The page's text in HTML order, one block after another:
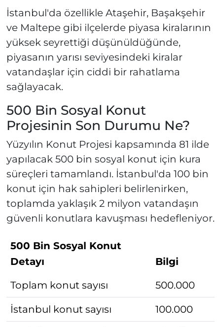
İstanbul'da özellikle Ataşehir, Başakşehir
ve Maltepe gibi ilçelerde piyasa kiralarının
yüksek seyrettiği düşünüldüğünde,
piyasanın yarısı seviyesindeki kiralar
vatandaşlar için ciddi bir rahatlama
sağlayacak.
500 Bin Sosyal Konut
Projesinin Son Durumu Ne?
Yüzyılın Konut Projesi kapsamında 81 ilde
yapılacak 500 bin sosyal konut için kura
süreçleri tamamlandı. İstanbul'da 100 bin
konut için hak sahipleri belirlenirken,
toplamda yaklaşık 2 milyon vatandaşın
güvenli konutlara kavuşması hedefleniyor.
500 Bin Sosyal Konut
Detayı
Bilgi
Toplam konut sayısı
500.000
İstanbul konut sayısı 100.000